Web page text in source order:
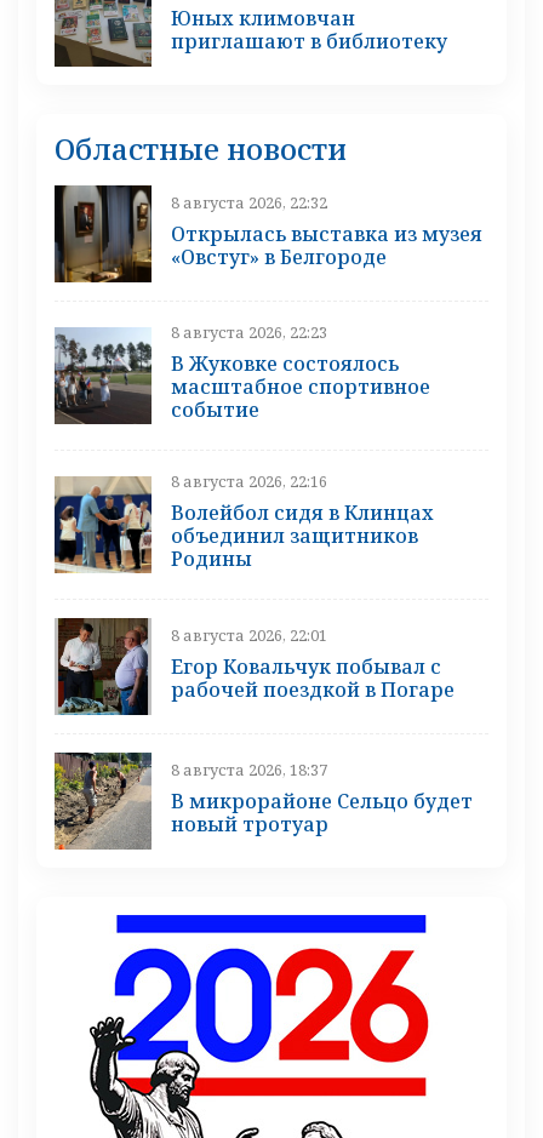
Юных климовчан
приглашают в библиотеку
Областные новости
8 августа 2026, 22:32
Открылась выставка из музея
«Овстуг» в Белгороде
8 августа 2026, 22:23
В Жуковке состоялось
масштабное спортивное
событие
8 августа 2026, 22:16
Волейбол сидя в Клинцах
объединил защитников
Родины
8 августа 2026, 22:01
Егор Ковальчук побывал с
рабочей поездкой в Погаре
8 августа 2026, 18:37
В микрорайоне Сельцо будет
новый тротуар